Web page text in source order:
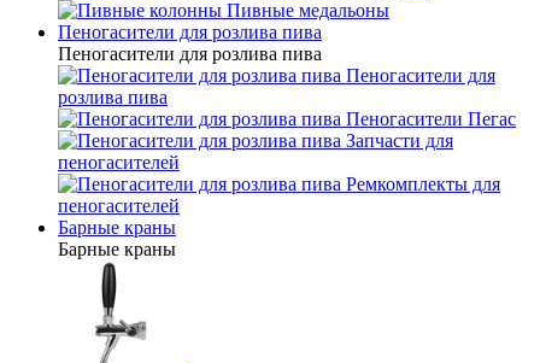
Пивные медальоны
Пеногасители для розлива пива
Пеногасители для розлива пива
Пеногасители для
розлива пива
Пеногасители Пегас
Запчасти для
пеногасителей
Ремкомплекты для
пеногасителей
Барные краны
Барные краны